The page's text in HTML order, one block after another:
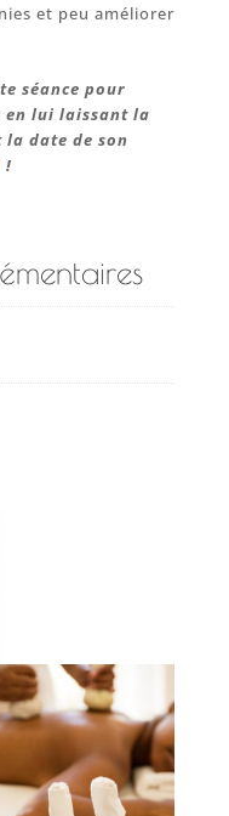
et peu améliorer
séance pour
en lui laissant la
date de son
!